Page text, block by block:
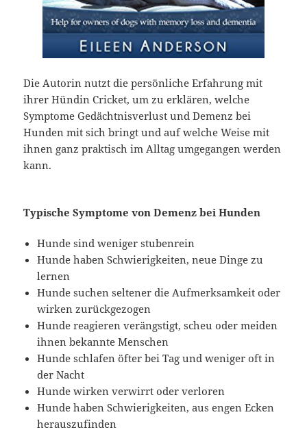
Die Autorin nutzt die persönliche Erfahrung mit
ihrer Hündin Cricket, um zu erklären, welche
Symptome Gedächtnisverlust und Demenz bei
Hunden mit sich bringt und auf welche Weise mit
ihnen ganz praktisch im Alltag umgegangen werden
kann.
Typische Symptome von Demenz bei Hunden
Hunde sind weniger stubenrein
Hunde haben Schwierigkeiten, neue Dinge zu
lernen
Hunde suchen seltener die Aufmerksamkeit oder
wirken zurückgezogen
Hunde reagieren verängstigt, scheu oder meiden
ihnen bekannte Menschen
Hunde schlafen öfter bei Tag und weniger oft in
der Nacht
Hunde wirken verwirrt oder verloren
Hunde haben Schwierigkeiten, aus engen Ecken
herauszufinden